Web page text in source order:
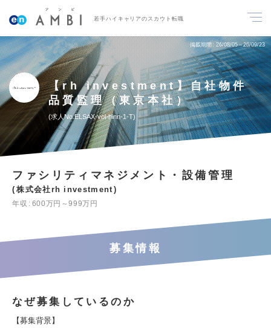
若手ハイキャリアのスカウト転職
掲載期間 26/08/05～26/09/23
【rh investment】自社物件
品質監理（東京本社）
求人No.ELSAX-vol-hinn-1-T
ファシリティマネジメント・設備管理
株式会社rh investment
年収 600万円～999万円
募集情報
なぜ募集しているのか
【募集背景】